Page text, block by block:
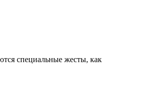
специальные жесты, как